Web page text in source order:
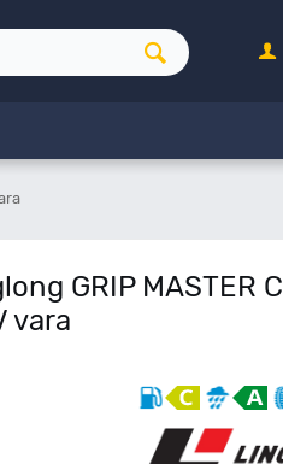
GRIP MASTER
vara